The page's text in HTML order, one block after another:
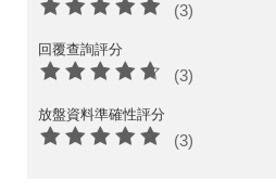
(3)
回覆查詢評分
(3)
放盤資料準確性評分
(3)